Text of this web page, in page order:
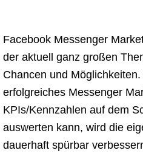
Facebook Messenger
der aktuell ganz großen
Chancen und
erfolgreiches Messenger
KPIs/Kennzahlen auf dem
auswerten kann, wird die
dauerhaft spürbar